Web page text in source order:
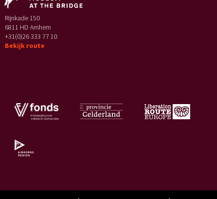
Rijnkade 150
6811 HD Arnhem
+31(0)26 333 77 10
Bekijk route